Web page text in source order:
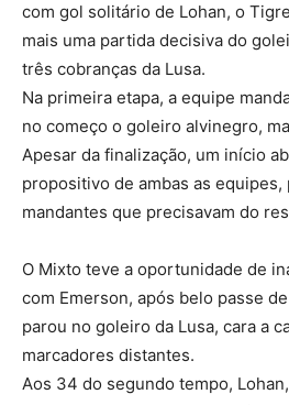
com gol solitário de Lohan, o
mais uma partida decisiva do
três cobranças da Lusa.
Na primeira etapa, a equipe
no começo o goleiro alvinegro,
Apesar da finalização, um início
propositivo de ambas as
mandantes que precisavam do
O Mixto teve a oportunidade de
com Emerson, após belo passe
parou no goleiro da Lusa, cara a
marcadores distantes.
Aos 34 do segundo tempo,